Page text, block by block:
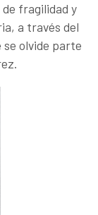
de fragilidad y
a través del
olvide parte